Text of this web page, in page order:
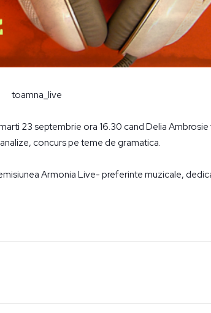
23 septembrie ora 16.30 cand Delia Ambrosie
concurs pe teme de gramatica.
Armonia Live- preferinte muzicale,